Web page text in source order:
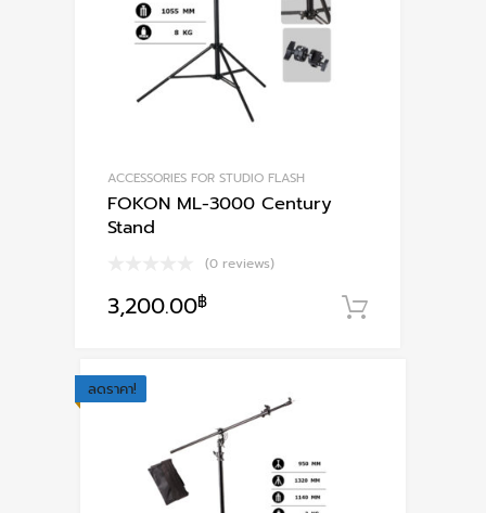
ACCESSORIES FOR STUDIO FLASH
FOKON ML-3000 Century
Stand
(0 reviews)
3,200.00฿
ลดราคา!